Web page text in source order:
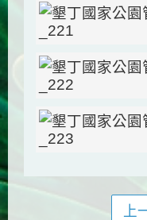
上